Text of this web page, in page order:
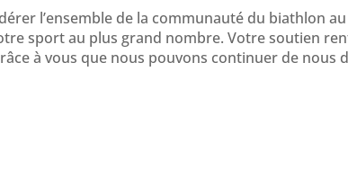
l’ensemble de la communauté du biathlon
sport au plus grand nombre. Votre soutien
à vous que nous pouvons continuer de nous